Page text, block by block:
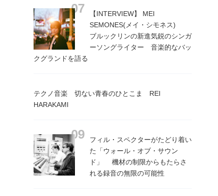
【INTERVIEW】 MEI
SEMONES(メイ・シモネス)
ブルックリンの新進気鋭のシンガ
ーソングライター 音楽的なバッ
クグランドを語る
テクノ音楽 切ない青春のひとこま REI
HARAKAMI
フィル・スペクターがたどり着い
た「ウォール・オブ・サウン
ド」 機材の制限からもたらさ
れる録音の無限の可能性